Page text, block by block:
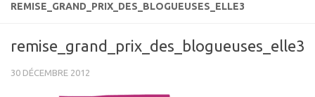
REMISE_GRAND_PRIX_DES_BLOGUEUSES_ELLE3
remise_grand_prix_des_blogueuses_elle3
30 DÉCEMBRE 2012